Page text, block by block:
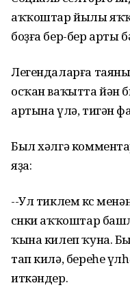
аҡҡоштар йылы
боҙға бер-бер арты
Легендаларға
осҡан ваҡытта йән
артына үлә, тигән
Был хәлгә
яҙа:
--Ул тиклем көс
сөнки аҡҡоштар
ҡына килеп ҡуна.
тап килә, береһе
иткәндер.